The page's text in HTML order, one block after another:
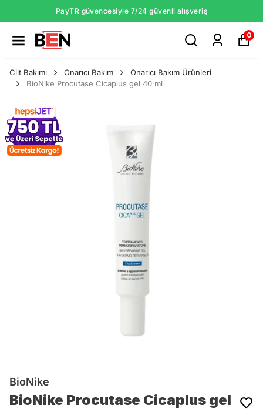
PayTR güvencesiyle 7/24 güvenli alışveriş
0
Cilt Bakımı Onarıcı Bakım
Onarıcı Bakım Ürünleri
BioNike Procutase Cicaplus gel 40 ml
BioNike
BioNike Procutase Cicaplus gel